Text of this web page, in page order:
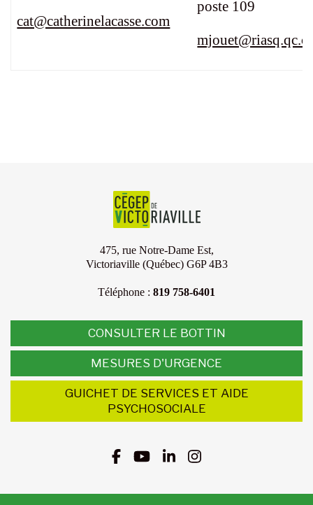
cat@catherinelacasse.com
poste 109
475, rue Notre-Dame Est,
Victoriaville (Québec) G6P 4B3
Téléphone : 819 758-6401
CONSULTER LE BOTTIN
MESURES D'URGENCE
GUICHET DE SERVICES ET AIDE
PSYCHOSOCIALE